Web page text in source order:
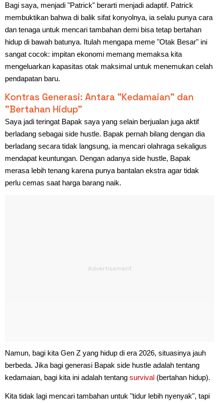
Bagi saya, menjadi "Patrick" berarti menjadi adaptif. Patrick
membuktikan bahwa di balik sifat konyolnya, ia selalu punya cara
dan tenaga untuk mencari tambahan demi bisa tetap bertahan
hidup di bawah batunya. Itulah mengapa meme "Otak Besar" ini
sangat cocok: impitan ekonomi memang memaksa kita
mengeluarkan kapasitas otak maksimal untuk menemukan celah
pendapatan baru.
Kontras Generasi: Antara "Kedamaian" dan
"Bertahan Hidup"
Saya jadi teringat Bapak saya yang selain berjualan juga aktif
berladang sebagai side hustle. Bapak pernah bilang dengan dia
berladang secara tidak langsung, ia mencari olahraga sekaligus
mendapat keuntungan. Dengan adanya side hustle, Bapak
merasa lebih tenang karena punya bantalan ekstra agar tidak
perlu cemas saat harga barang naik.
Namun, bagi kita Gen Z yang hidup di era 2026, situasinya jauh
berbeda. Jika bagi generasi Bapak side hustle adalah tentang
kedamaian, bagi kita ini adalah tentang survival (bertahan hidup).
Kita tidak lagi mencari tambahan untuk "tidur lebih nyenyak", tapi